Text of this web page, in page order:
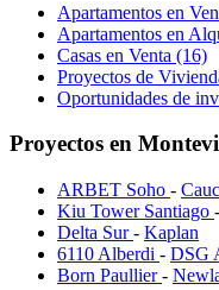
Apartamentos en
Apartamentos en
Casas en Venta (16)
Proyectos de
Oportunidades de
Proyectos en
ARBET Soho -
Kiu Tower Santiago -
Delta Sur- Kaplan
6110 Alberdi - DSG
Born Paullier-